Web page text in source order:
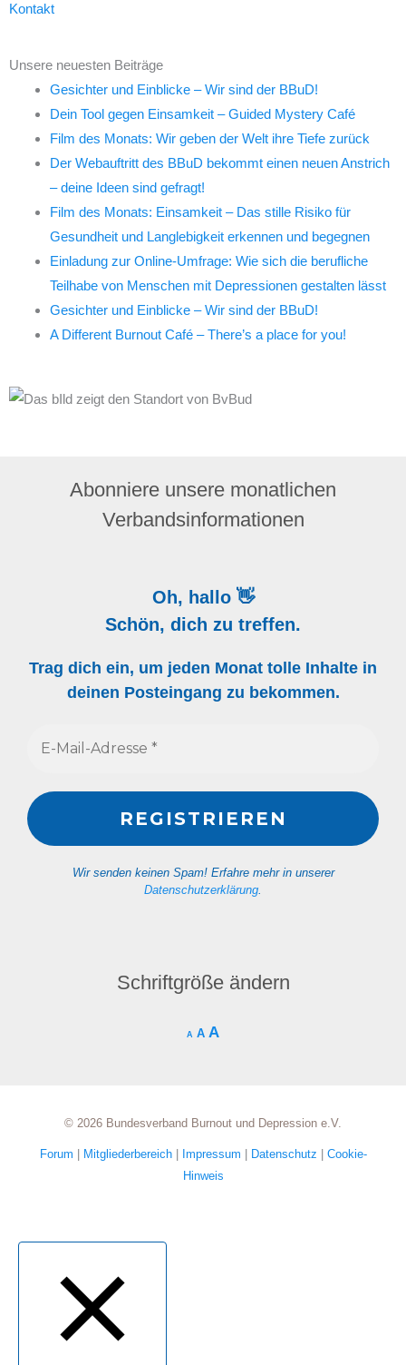
Kontakt
Unsere neuesten Beiträge
Gesichter und Einblicke – Wir sind der BBuD!
Dein Tool gegen Einsamkeit – Guided Mystery Café
Film des Monats: Wir geben der Welt ihre Tiefe zurück
Der Webauftritt des BBuD bekommt einen neuen Anstrich
– deine Ideen sind gefragt!
Film des Monats: Einsamkeit – Das stille Risiko für
Gesundheit und Langlebigkeit erkennen und begegnen
Einladung zur Online-Umfrage: Wie sich die berufliche
Teilhabe von Menschen mit Depressionen gestalten lässt
Gesichter und Einblicke – Wir sind der BBuD!
A Different Burnout Café – There’s a place for you!
Abonniere unsere monatlichen
Verbandsinformationen
Oh, hallo 👋
Schön, dich zu treffen.
Trag dich ein, um jeden Monat tolle Inhalte in
deinen Posteingang zu bekommen.
Wir senden keinen Spam! Erfahre mehr in unserer
Datenschutzerklärung
Schriftgröße ändern
A A A
© 2026 Bundesverband Burnout und Depression e.V.
Forum | Mitgliederbereich | Impressum | Datenschutz | Cookie-
Hinweis